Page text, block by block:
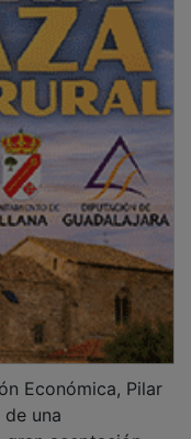
una
aceptación